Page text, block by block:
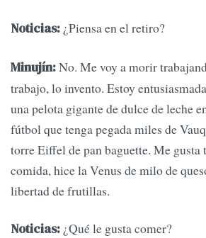
Noticias: ¿Piensa en el retiro?
Minujín:No. Me voy a morir
trabajo, lo invento. Estoy
una pelota gigante de dulce de leche
fútbol que tenga pegada miles de
torre Eiffel de pan baguette. Me gusta
comida, hice la Venus de milo de
libertad de frutillas.
Noticias: ¿Qué le gusta comer?